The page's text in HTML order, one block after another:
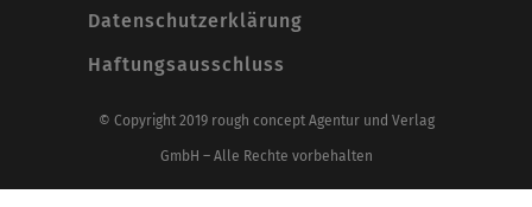
Datenschutzerklärung
Haftungsausschluss
© Copyright 2019 rough concept Agentur und Verlag
GmbH – Alle Rechte vorbehalten